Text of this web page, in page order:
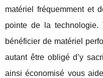
matériel fréquemment et
pointe de la technologie.
bénéficier de matériel
autant être obligé d’y
ainsi économisé vous